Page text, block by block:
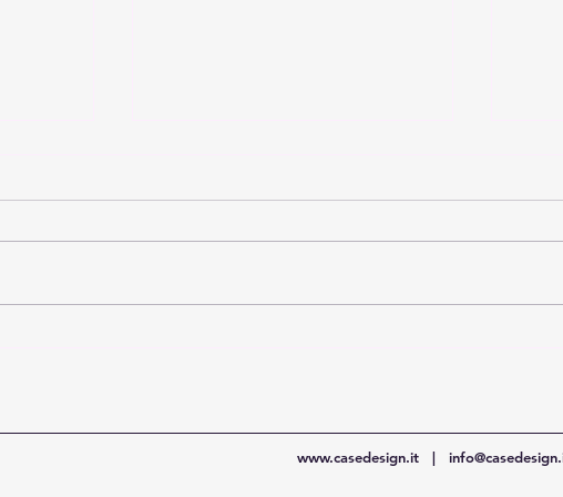
Filtrazione al plasma
www.casedesign.it |